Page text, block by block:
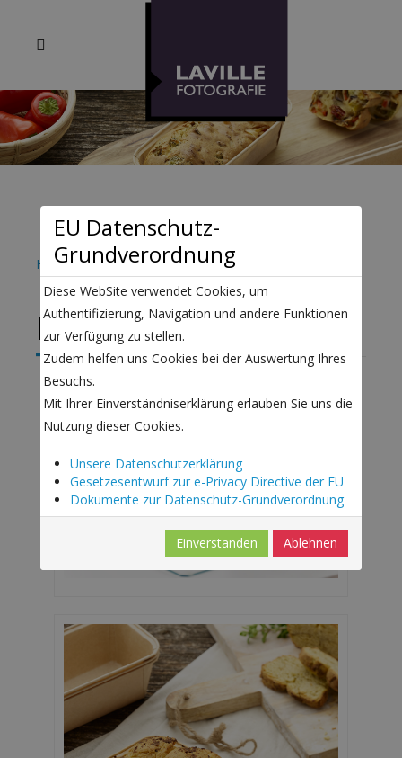
Home Food
Food Fotografie
EU Datenschutz-
Grundverordnung
Diese WebSite verwendet Cookies, um
Authentifizierung, Navigation und andere Funktionen
zur Verfügung zu stellen.
Zudem helfen uns Cookies bei der Auswertung Ihres
Besuchs.
Mit Ihrer Einverständniserklärung erlauben Sie uns die
Nutzung dieser Cookies.
Unsere Datenschutzerklärung
Gesetzesentwurf zur e-Privacy Directive der EU
Dokumente zur Datenschutz-Grundverordnung
Einverstanden Ablehnen